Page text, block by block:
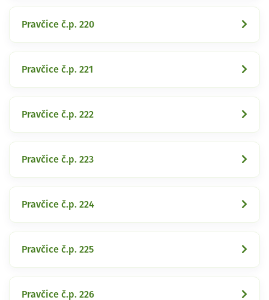
Pravčice č.p. 220
Pravčice č.p. 221
Pravčice č.p. 222
Pravčice č.p. 223
Pravčice č.p. 224
Pravčice č.p. 225
Pravčice č.p. 226